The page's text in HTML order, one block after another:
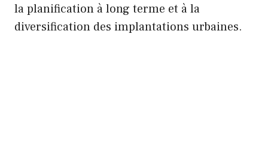
la planification à long terme et à la
diversification des implantations urbaines.